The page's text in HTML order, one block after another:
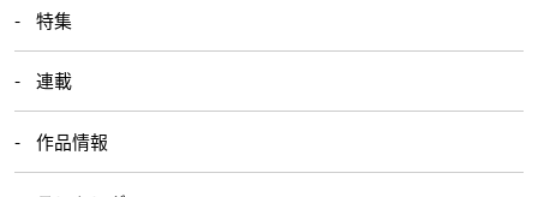
特集
連載
作品情報